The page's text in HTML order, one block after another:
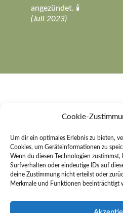
Cookie-
Um dir ein optimales Erlebnis zu bieten,
Cookies, um Geräteinformationen zu
Wenn du diesen Technologien
Surfverhalten oder eindeutige IDs auf
deine Zustimmung nicht erteilst oder
Merkmale und Funktionen beeinträchtigt
angezündet. 🕯️
(Juli 2023)
Rechter Bestattungen e.
An der Sonnenleite 26
91484 Sugenheim